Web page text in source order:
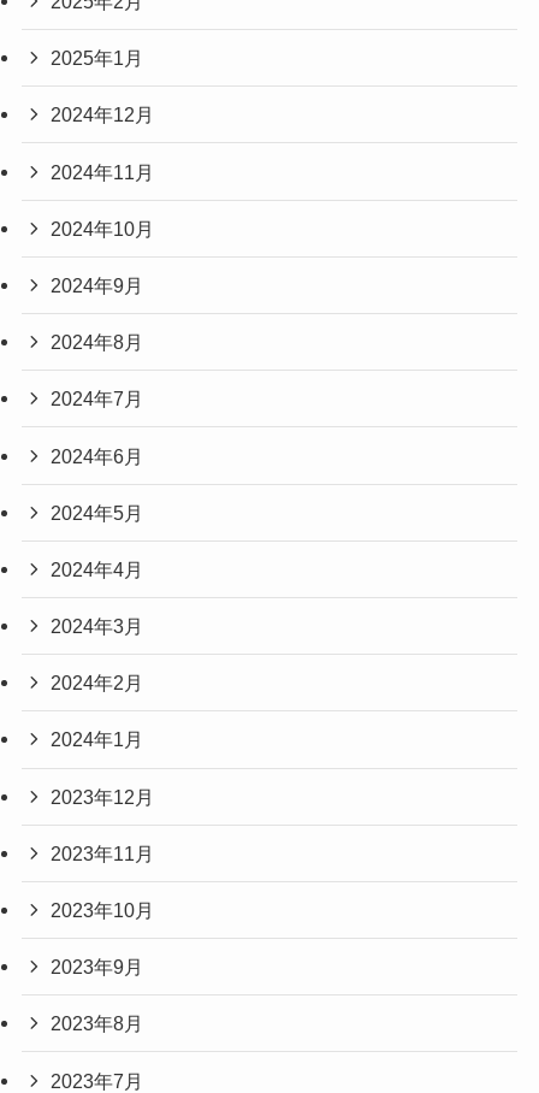
2025年1月
2024年12月
2024年11月
2024年10月
2024年9月
2024年8月
2024年7月
2024年6月
2024年5月
2024年4月
2024年3月
2024年2月
2024年1月
2023年12月
2023年11月
2023年10月
2023年9月
2023年8月
2023年7月